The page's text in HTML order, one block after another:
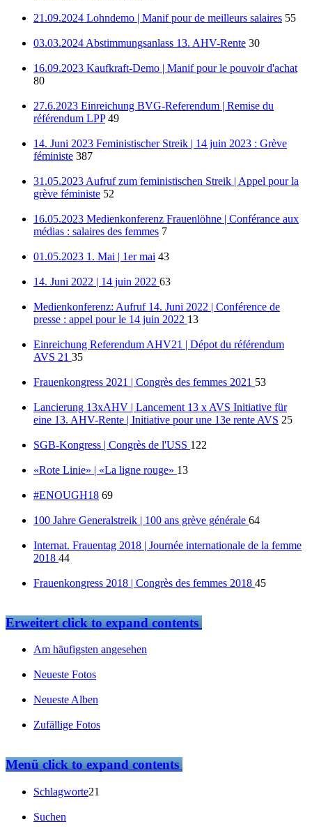
21.09.2024 Lohndemo | Manif pour de meilleurs salaires 55
03.03.2024 Abstimmungsanlass 13. AHV-Rente 30
16.09.2023 Kaufkraft-Demo | Manif pour le pouvoir d'achat
80
27.6.2023 Einreichung BVG-Referendum | Remise du
référendum LPP 49
14. Juni 2023 Feministischer Streik | 14 juin 2023 : Grève
féministe 387
31.05.2023 Aufruf zum feministischen Streik | Appel pour la
grève féministe 52
16.05.2023 Medienkonferenz Frauenlöhne | Conférance aux
médias : salaires des femmes 7
01.05.2023 1. Mai | 1er mai 43
14. Juni 2022 | 14 juin 2022 63
Medienkonferenz: Aufruf 14. Juni 2022 | Conférence de
presse : appel pour le 14 juin 2022 13
Einreichung Referendum AHV21 | Dépot du référendum
AVS 21 35
Frauenkongress 2021 | Congrès des femmes 2021 53
Lancierung 13xAHV | Lancement 13 x AVS Initiative für
eine 13. AHV-Rente | Initiative pour une 13e rente AVS 25
SGB-Kongress | Congrès de l'USS 122
«Rote Linie» | «La ligne rouge» 13
#ENOUGH18 69
100 Jahre Generalstreik | 100 ans grève générale 64
Internat. Frauentag 2018 | Journée internationale de la femme
2018 44
Frauenkongress 2018 | Congrès des femmes 2018 45
Erweitertclick to expand contents
Am häufigsten angesehen
Neueste Fotos
Neueste Alben
Zufällige Fotos
Menüclick to expand contents
Schlagworte21
Suchen